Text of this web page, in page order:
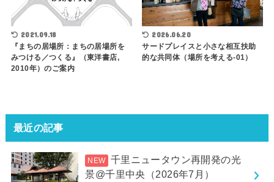
2021.09.18
『まちの居場所：まちの居場所を
みつける／つくる』（東洋書店,
2010年）のご案内
2026.06.20
サードプレイスと小さな相互扶助
的な共同体（場所を考える-01）
最近の記事
千里ニュータウン再開発の光
景@千里中央（2026年7月）